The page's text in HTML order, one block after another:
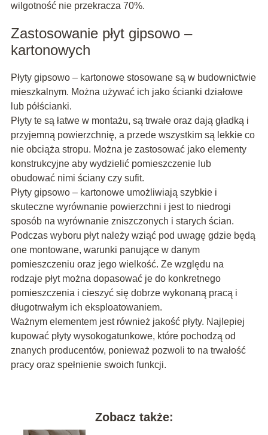
wilgotność nie przekracza 70%.
Zastosowanie płyt gipsowo –
kartonowych
Płyty gipsowo – kartonowe stosowane są w budownictwie
mieszkalnym. Można używać ich jako ścianki działowe
lub półścianki.
Płyty te są łatwe w montażu, są trwałe oraz dają gładką i
przyjemną powierzchnię, a przede wszystkim są lekkie co
nie obciąża stropu. Można je zastosować jako elementy
konstrukcyjne aby wydzielić pomieszczenie lub
obudować nimi ściany czy sufit.
Płyty gipsowo – kartonowe umożliwiają szybkie i
skuteczne wyrównanie powierzchni i jest to niedrogi
sposób na wyrównanie zniszczonych i starych ścian.
Podczas wyboru płyt należy wziąć pod uwagę gdzie będą
one montowane, warunki panujące w danym
pomieszczeniu oraz jego wielkość. Ze względu na
rodzaje płyt można dopasować je do konkretnego
pomieszczenia i cieszyć się dobrze wykonaną pracą i
długotrwałym ich eksploatowaniem.
Ważnym elementem jest również jakość płyty. Najlepiej
kupować płyty wysokogatunkowe, które pochodzą od
znanych producentów, ponieważ pozwoli to na trwałość
pracy oraz spełnienie swoich funkcji.
Zobacz także: